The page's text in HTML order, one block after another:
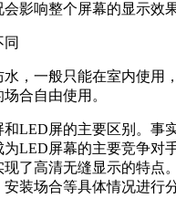
影响整个屏幕的显示效果
，一般只能在室内使用
合自由使用。
LED屏的主要区别。事
LED屏幕的主要竞争对
了高清无缝显示的特点
装场合等具体情况进行